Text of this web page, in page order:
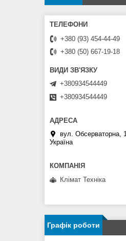
+380 (93) 454-44-49
+380 (50) 667-19-18
+380934544449
+380934544449
вул. Обсерваторна,
Україна
Клімат Техніка
Графік роботи